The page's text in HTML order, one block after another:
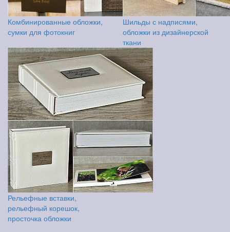
Комбинированные обложки,
сумки для фотокниг
Шильды с надписями,
обложки из дизайнерской
ткани
Рельефные вставки,
рельефный корешок,
просточка обложки